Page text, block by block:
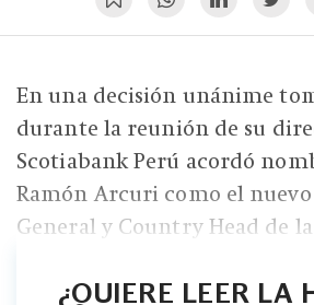
En una decisión unánime
durante la reunión de su
Scotiabank Perú acordó
Ramón Arcuri como el
General y Country Head de
¿QUIERE LEER LA